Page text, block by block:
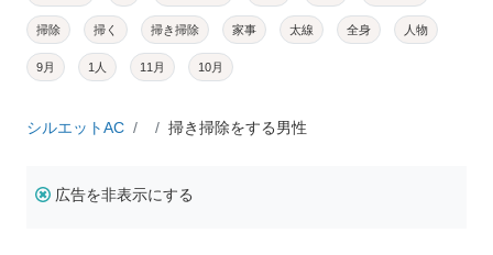
掃除 掃く 掃き掃除 家事 太線 全身 人物
9月 1人 11月 10月
シルエットAC 掃き掃除をする男性
広告を非表示にする